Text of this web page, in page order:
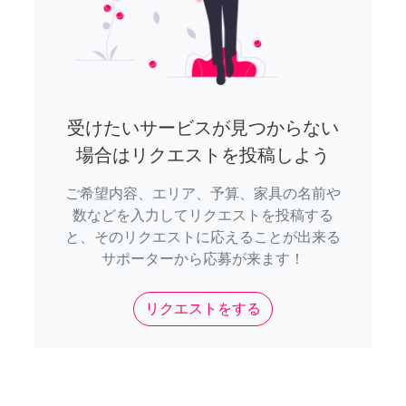
受けたいサービスが見つからない
場合はリクエストを投稿しよう
ご希望内容、エリア、予算、家具の名前や
数などを入力してリクエストを投稿する
と、そのリクエストに応えることが出来る
サポーターから応募が来ます！
リクエストをする